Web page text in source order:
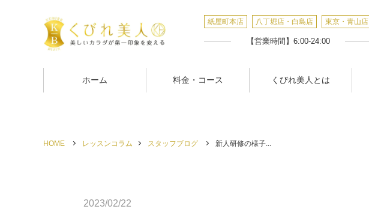
紙屋町本店 八丁堀店・白島店 東京・青山店
【営業時間】6:00-24:00
ホーム 料金・コース くびれ美人とは
HOME レッスンコラム スタッフブログ 新人研修の様子...
2023/02/22